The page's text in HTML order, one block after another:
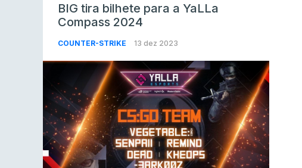
BIG tira bilhete para a YaLLa
Compass 2024
COUNTER-STRIKE 13 dez 2023